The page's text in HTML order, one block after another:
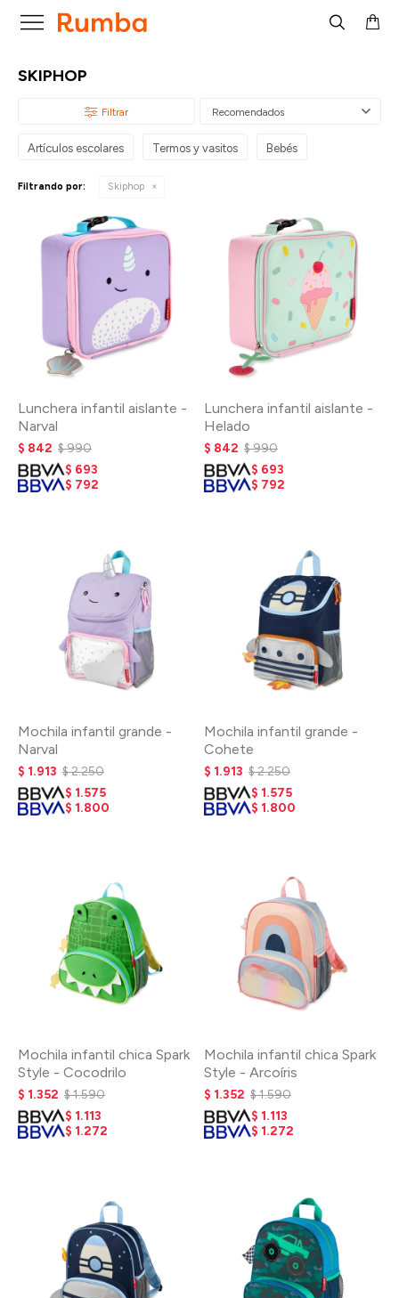

SKIPHOP
Recomendados
Artículos escolares Termos y vasitos Bebés
Filtrando por: Skiphop
Lunchera infantil aislante -
Narval
$ 842 $990
$ 693
$ 792
Lunchera infantil aislante -
Helado
$ 842 $990
$ 693
$ 792
Mochila infantil grande -
Narval
$ 1.913 $2.250
$ 1.575
$ 1.800
Mochila infantil grande -
Cohete
$ 1.913 $2.250
$ 1.575
$ 1.800
Mochila infantil chica Spark
Style - Cocodrilo
$ 1.352 $1.590
$ 1.113
$ 1.272
Mochila infantil chica Spark
Style - Arcoíris
$ 1.352 $1.590
$ 1.113
$ 1.272